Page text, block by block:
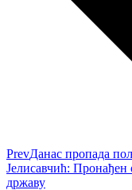
PrevДанас пропада
Јелисавчић:
државу